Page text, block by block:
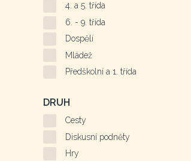
4. a 5. třída
6. - 9. třída
Dospělí
Mládež
Předškolní a 1. třída
DRUH
Cesty
Diskusní podněty
Hry